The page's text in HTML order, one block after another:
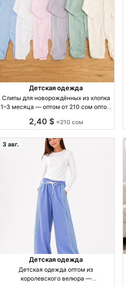
Детская одежда
Слипы для новорождённых из хлопка
1–3 месяца — оптом от 210 сом оптом
2,40 $ ≈210 сом
3 авг.
Детская одежда
Детская одежда оптом из
королевского велюра —